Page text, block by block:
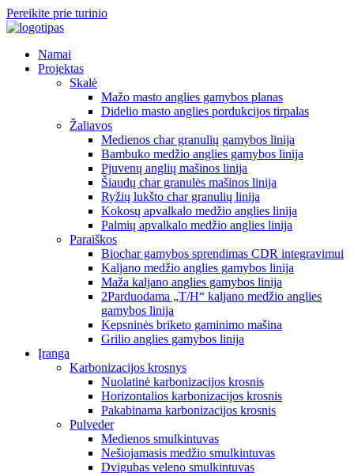
Pereikite prie turinio
Namai
Projektas
Skalė
Mažo masto anglies gamybos planas
Didelio masto anglies pordukcijos tirpalas
Žaliavos
Medienos char granulių gamybos linija
Bambuko medžio anglies gamybos linija
Pjuvenų anglių mašinos linija
Šiaudų char granulės mašinos linija
Ryžių lukšto char granulių linija
Kokosų apvalkalo medžio anglies linija
Palmių apvalkalo medžio anglies linija
Paraiškos
Biochar gamybos sprendimas CDR integravimui
Kaljano medžio anglies gamybos linija
Maža kaljano anglies gamybos linija
2Parduodama „T/H“ kaljano medžio anglies
gamybos linija
Kepsninės briketo gaminimo mašina
Grilio anglies gamybos linija
Įranga
Karbonizacijos krosnys
Nuolatinė karbonizacijos krosnis
Horizontalios karbonizacijos krosnis
Pakabinama karbonizacijos krosnis
Pulveder
Medienos smulkintuvas
Nešiojamasis medžio smulkintuvas
Dvigubas veleno smulkintuvas